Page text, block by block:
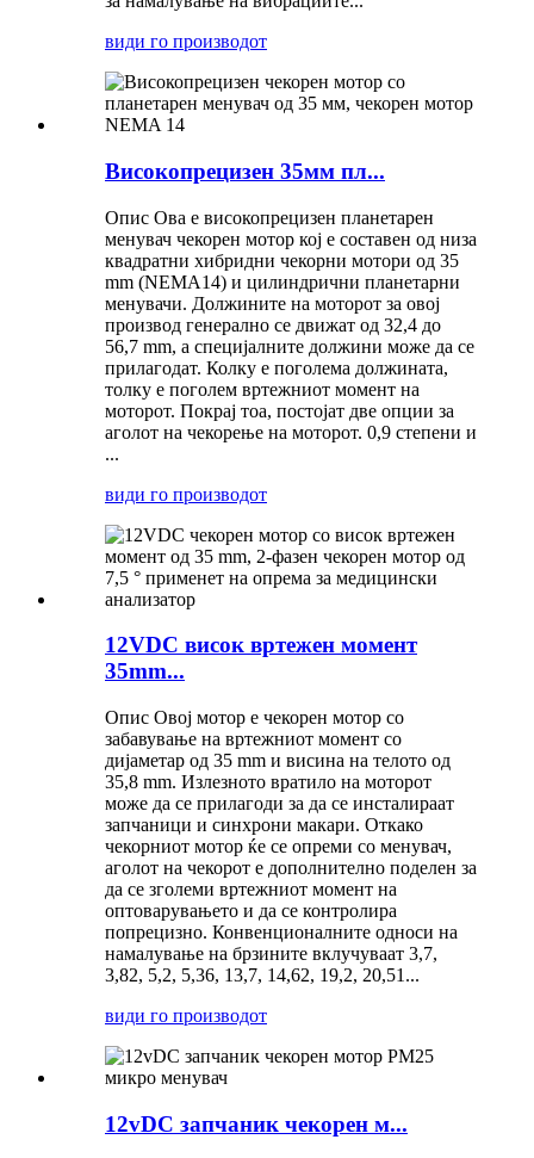
види го производот
Високопрецизен 35мм пл...
Опис Ова е високопрецизен планетарен
менувач чекорен мотор кој е составен од низа
квадратни хибридни чекорни мотори од 35
mm (NEMA14) и цилиндрични планетарни
менувачи. Должините на моторот за овој
производ генерално се движат од 32,4 до
56,7 mm, а специјалните должини може да се
прилагодат. Колку е поголема должината,
толку е поголем вртежниот момент на
моторот. Покрај тоа, постојат две опции за
аголот на чекорење на моторот. 0,9 степени и
...
види го производот
12VDC висок вртежен момент
35mm...
Опис Овој мотор е чекорен мотор со
забавување на вртежниот момент со
дијаметар од 35 mm и висина на телото од
35,8 mm. Излезното вратило на моторот
може да се прилагоди за да се инсталираат
запчаници и синхрони макари. Откако
чекорниот мотор ќе се опреми со менувач,
аголот на чекорот е дополнително поделен за
да се зголеми вртежниот момент на
оптоварувањето и да се контролира
попрецизно. Конвенционалните односи на
намалување на брзините вклучуваат 3,7,
3,82, 5,2, 5,36, 13,7, 14,62, 19,2, 20,51...
види го производот
12vDC запчаник чекорен м...